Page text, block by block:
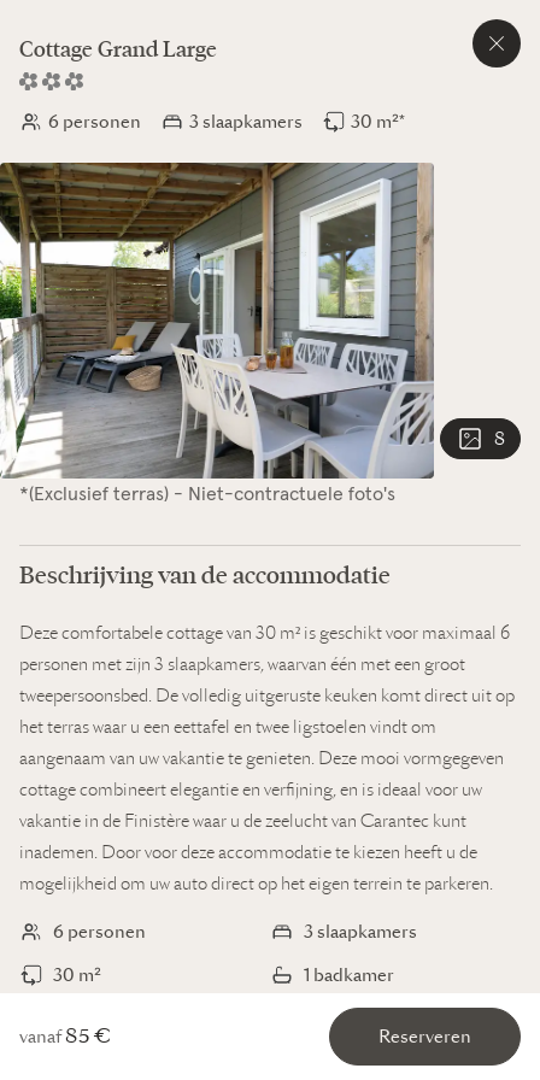
Cottage Grand Large
6 personen 3 slaapkamers 30 m²*
8
*(Exclusief terras) - Niet-contractuele foto's
Beschrijving van de accommodatie
Deze comfortabele cottage van 30 m² is geschikt voor maximaal 6
personen met zijn 3 slaapkamers, waarvan één met een groot
tweepersoonsbed. De volledig uitgeruste keuken komt direct uit op
het terras waar u een eettafel en twee ligstoelen vindt om
aangenaam van uw vakantie te genieten. Deze mooi vormgegeven
cottage combineert elegantie en verfijning, en is ideaal voor uw
vakantie in de Finistère waar u de zeelucht van Carantec kunt
inademen. Door voor deze accommodatie te kiezen heeft u de
mogelijkheid om uw auto direct op het eigen terrein te parkeren.
6 personen
3 slaapkamers
30 m²
1 badkamer
Huisdieren welkom
vanaf85 € Reserveren